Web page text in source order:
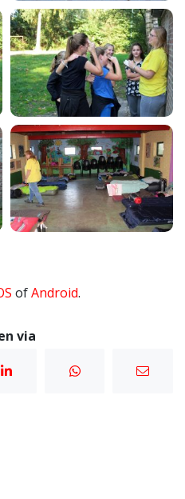
ofAndroid.
via